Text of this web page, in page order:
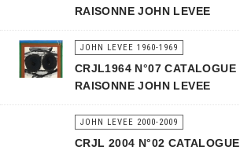
RAISONNE JOHN LEVEE
JOHN LEVEE 1960-1969
CRJL1964 N°07 CATALOGUE
RAISONNE JOHN LEVEE
JOHN LEVEE 2000-2009
CRJL 2004 N°02 CATALOGUE